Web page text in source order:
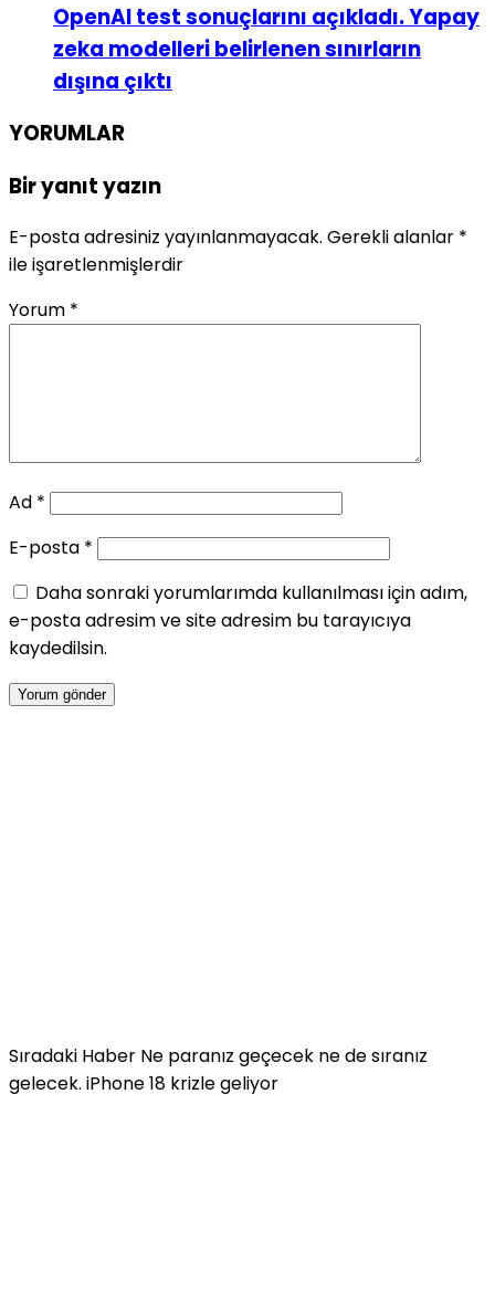
OpenAI test sonuçlarını açıkladı. Yapay
zeka modelleri belirlenen sınırların
dışına çıktı
YORUMLAR
Bir yanıt yazın
E-posta adresiniz yayınlanmayacak. Gerekli alanlar *
ile işaretlenmişlerdir
Yorum *
Ad *
E-posta *
Daha sonraki yorumlarımda kullanılması için adım,
e-posta adresim ve site adresim bu tarayıcıya
kaydedilsin.
Sıradaki Haber Ne paranız geçecek ne de sıranız
gelecek. iPhone 18 krizle geliyor